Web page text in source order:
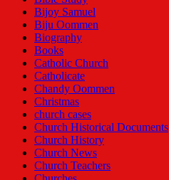
Bijoy Samuel
Biju Oommen
Biography
Books
Catholic Church
Catholicate
Chandy Oommen
Christmas
church cases
Church Historical Documents
Church History
Church News
Church Teachers